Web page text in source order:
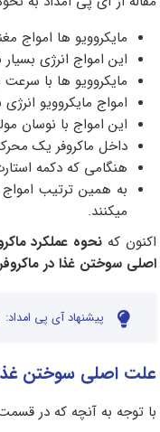
مایکروویو ها امواج
این امواج انرژی بسیار
مایکروویو ها با سرعت بسیار بالایی
امواج مایکروویو
این امواج با نوسان
داخل ماکروفر یک
هنگامی که دکمه
به همین ترتیب
میکنند.
اکنون که نحوه عملکرد
اصلی سوختن غذا در
پیشنهاد آی پی امداد:
علت اصلی سوختن غذا
با توجه به آنچه که در